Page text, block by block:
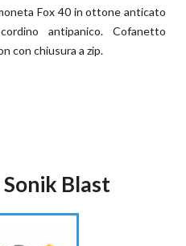
Fox 40 in ottone anticato
antipanico. Cofanetto
con chiusura a zip.
Blast